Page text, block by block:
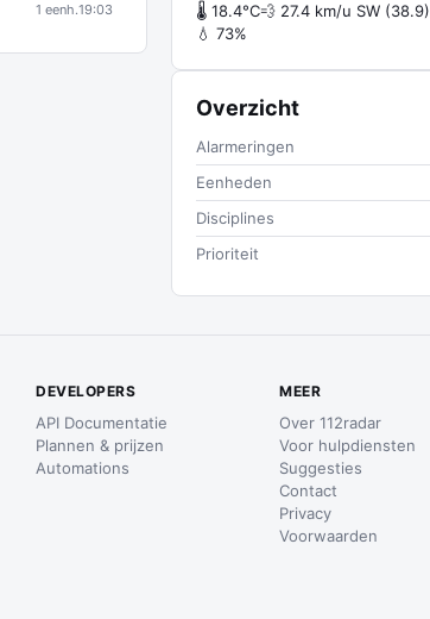
1 eenh.19:03 🌡 18.4°C💨 27.4 km/u SW (38.9)
💧 73%
Overzicht
Alarmeringen
Eenheden
Disciplines
Prioriteit
DEVELOPERS
API Documentatie
Plannen & prijzen
Automations
MEER
Over 112radar
Voor hulpdiensten
Suggesties
Contact
Privacy
Voorwaarden